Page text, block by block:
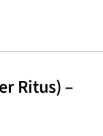
Ritus) –